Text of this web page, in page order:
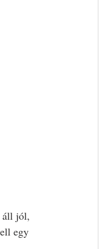
áll jól,
egy